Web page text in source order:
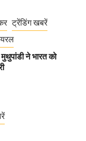
ट्रेंडिंग खबरें
ने भारत को